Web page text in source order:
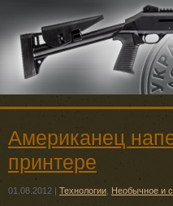
Американец
принтере
01.08.2012 Технологии Необычное и